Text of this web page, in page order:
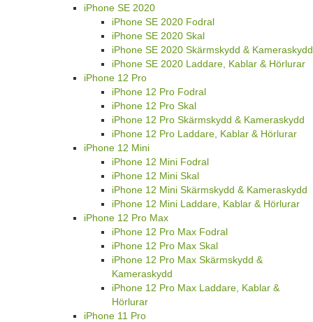
iPhone SE 2020
iPhone SE 2020 Fodral
iPhone SE 2020 Skal
iPhone SE 2020 Skärmskydd & Kameraskydd
iPhone SE 2020 Laddare, Kablar & Hörlurar
iPhone 12 Pro
iPhone 12 Pro Fodral
iPhone 12 Pro Skal
iPhone 12 Pro Skärmskydd & Kameraskydd
iPhone 12 Pro Laddare, Kablar & Hörlurar
iPhone 12 Mini
iPhone 12 Mini Fodral
iPhone 12 Mini Skal
iPhone 12 Mini Skärmskydd & Kameraskydd
iPhone 12 Mini Laddare, Kablar & Hörlurar
iPhone 12 Pro Max
iPhone 12 Pro Max Fodral
iPhone 12 Pro Max Skal
iPhone 12 Pro Max Skärmskydd &
Kameraskydd
iPhone 12 Pro Max Laddare, Kablar &
Hörlurar
iPhone 11 Pro